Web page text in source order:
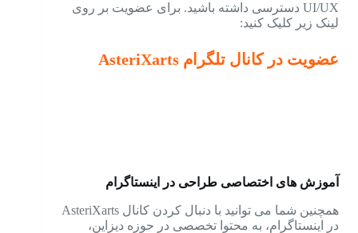
UI/UX دسترسی داشته باشید. برای عضویت بر روی
لینک زیر کلیک کنید:
عضویت در کانال تلگرام AsteriXarts
آموزش های اختصاصی طراحی در اینستاگرام
همچنین شما می توانید با دنبال کردن کانال AsteriXarts
در اینستاگرام، به محتوا تخصصی در حوزه دیزاین،